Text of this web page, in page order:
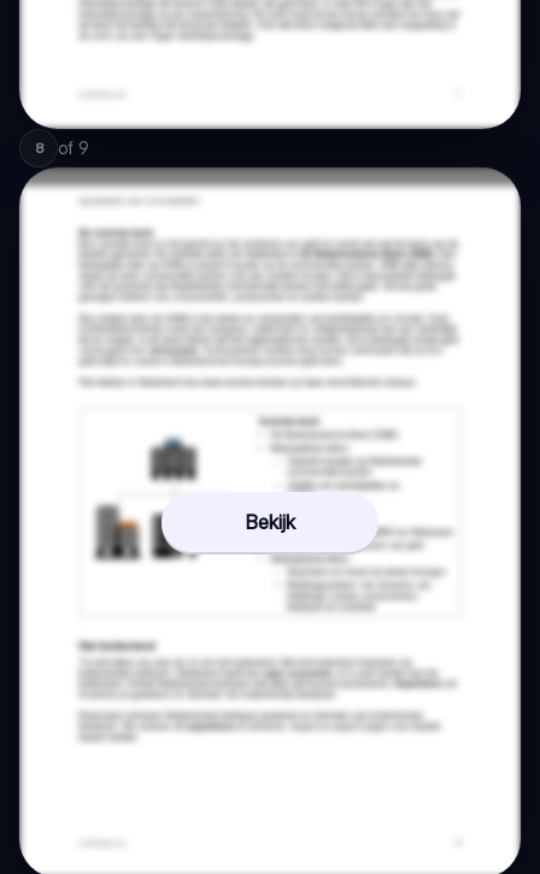
8 of 9
Bekijk